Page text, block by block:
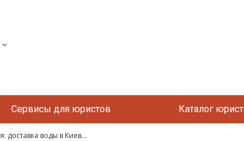
Сервисы для юристов Каталог
доставка воды в Киев...